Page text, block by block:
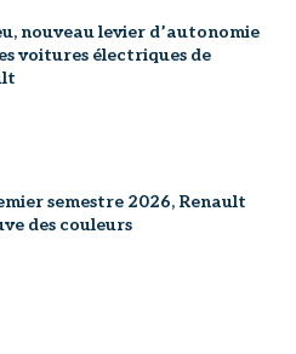
nouveau levier d’autonomie
voitures électriques de
semestre 2026, Renault
des couleurs